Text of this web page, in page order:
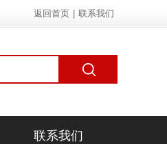
返回首页 联系我们
联系我们